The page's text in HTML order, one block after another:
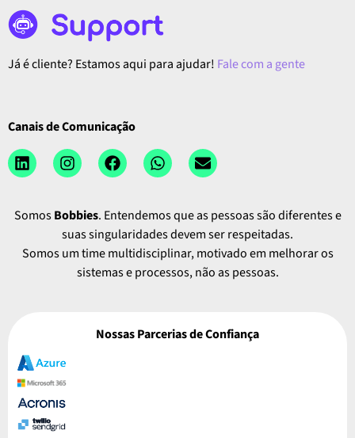
Já é cliente? Estamos aqui para ajudar! Fale com a gente
Canais de Comunicação
SomosBobbies. Entendemos que as pessoas são diferentes e
suas singularidades devem ser respeitadas.
Somos um time multidisciplinar, motivado em melhorar os
sistemas e processos, não as pessoas.
Nossas Parcerias de Confiança